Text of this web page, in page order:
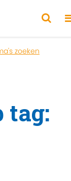
zoeken
tag: